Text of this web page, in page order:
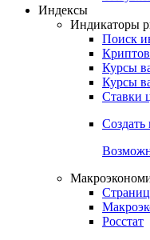
Индексы
Индикаторы
Поиск
Курсы
Курсы
Ставки
Создать
Росстат